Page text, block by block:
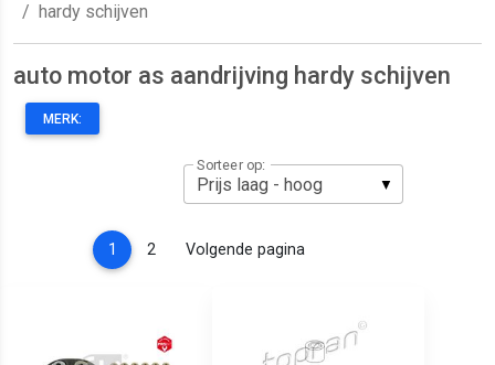
hardy schijven
auto motor as aandrijving hardy schijven
MERK:
Sorteer op:
1 (current)
2 Volgende pagina